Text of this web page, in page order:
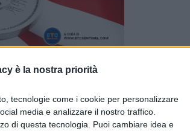
è la nostra priorità
tecnologie come i cookie per personalizzare
media e analizzare il nostro traffico.
di questa tecnologia. Puoi cambiare idea e
così?
CLICCA QUI